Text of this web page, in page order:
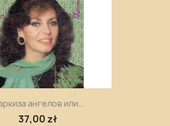
ангелов или...
37,00 zł